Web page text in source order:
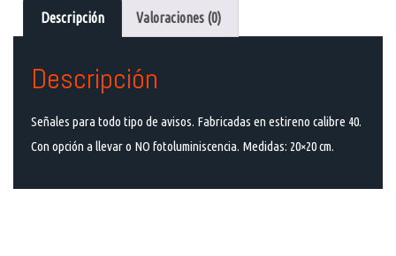
Descripción Valoraciones (0)
Descripción
Señales para todo tipo de avisos. Fabricadas en estireno calibre 40.
Con opción a llevar o NO fotoluminiscencia. Medidas: 20×20 cm.